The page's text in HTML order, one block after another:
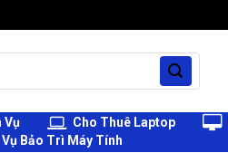
Vụ Cho Thuê Laptop
Vụ Bảo Trì Máy Tính